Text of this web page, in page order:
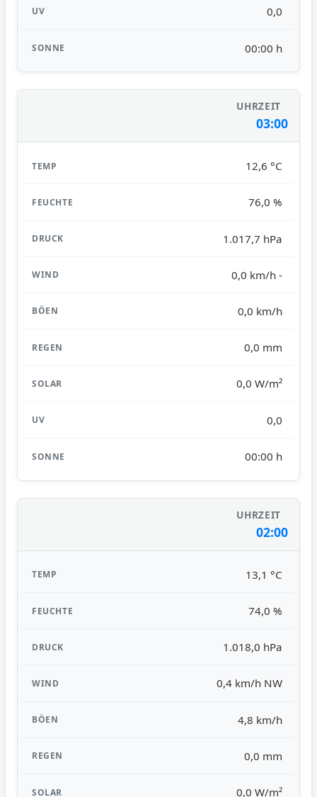
0,0
00:00 h
03:00
12,6 °C
76,0 %
1.017,7 hPa
0,0 km/h -
0,0 km/h
0,0 mm
0,0 W/m²
0,0
00:00 h
02:00
13,1 °C
74,0 %
1.018,0 hPa
0,4 km/h NW
4,8 km/h
0,0 mm
0,0 W/m²